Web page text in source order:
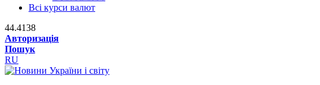
Всі курси валют
44.4138
Авторизація
Пошук
RU